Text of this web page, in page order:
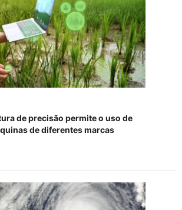
de precisão permite o uso de
de diferentes marcas